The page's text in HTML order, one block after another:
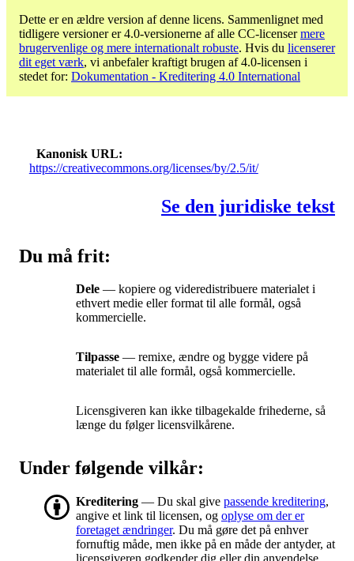
Dette er en ældre version af denne licens. Sammenlignet med
tidligere versioner er 4.0-versionerne af alle CC-licensermere
brugervenlige og mere internationalt robuste. Hvis du licenserer
dit eget værk, vi anbefaler kraftigt brugen af ​​4.0-licensen i
stedet for: Dokumentation - Kreditering 4.0 International
Kanonisk URL
https://creativecommons.org/licenses/by/2.5/it/
Se den juridiske tekst
Du må frit:
Dele — kopiere og videredistribuere materialet i
ethvert medie eller format til alle formål, også
kommercielle.
Tilpasse — remixe, ændre og bygge videre på
materialet til alle formål, også kommercielle.
Licensgiveren kan ikke tilbagekalde frihederne, så
længe du følger licensvilkårene.
Under følgende vilkår:
Kreditering — Du skal give passende kreditering,
angive et link til licensen, og oplyse om der er
foretaget ændringer. Du må gøre det på enhver
fornuftig måde, men ikke på en måde der antyder, at